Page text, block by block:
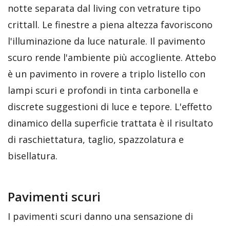
notte separata dal living con vetrature tipo
crittall. Le finestre a piena altezza favoriscono
l'illuminazione da luce naturale. Il pavimento
scuro rende l'ambiente più accogliente. Attebo
è un pavimento in rovere a triplo listello con
lampi scuri e profondi in tinta carbonella e
discrete suggestioni di luce e tepore. L'effetto
dinamico della superficie trattata è il risultato
di raschiettatura, taglio, spazzolatura e
bisellatura.
Pavimenti scuri
I pavimenti scuri danno una sensazione di